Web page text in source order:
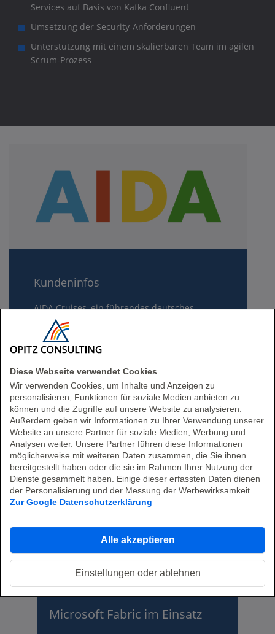
Diese Webseite verwendet Cookies
Wir verwenden Cookies, um Inhalte und Anzeigen zu
personalisieren, Funktionen für soziale Medien anbieten zu
können und die Zugriffe auf unsere Website zu analysieren.
Außerdem geben wir Informationen zu Ihrer Verwendung unserer
Website an unsere Partner für soziale Medien, Werbung und
Analysen weiter. Unsere Partner führen diese Informationen
möglicherweise mit weiteren Daten zusammen, die Sie ihnen
bereitgestellt haben oder die sie im Rahmen Ihrer Nutzung der
Dienste gesammelt haben. Einige dieser erfassten Daten dienen
der Personalisierung und der Messung der Werbewirksamkeit.
Zur Google Datenschutzerklärung
Alle akzeptieren
Einstellungen oder ablehnen
Services auf Basis von Kafka Confluent
Umsetzung der Security-Anforderungen
Unterstützung mit einem skalierbaren Team im agilen
Scrum-Prozess
Kundeninfos
AIDA Cruises, ein führendes deutsches
Kreuzfahrtunternehmen, gehört zur Carnival
Corporation. Mit modernen,
umweltfreundlichen Schiffen bietet AIDA
umfangreiche Freizeitangebote und setzt auf
Nachhaltigkeit und innovative Technologien.
Verwandte Inhalte
Microsoft Fabric im Einsatz